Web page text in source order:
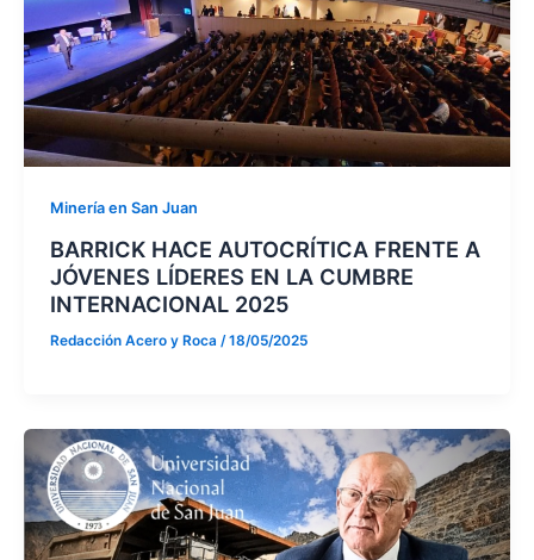
Minería en San Juan
BARRICK HACE AUTOCRÍTICA FRENTE A
JÓVENES LÍDERES EN LA CUMBRE
INTERNACIONAL 2025
Redacción Acero y Roca /18/05/2025